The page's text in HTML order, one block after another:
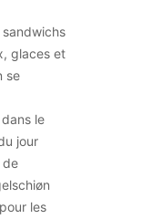
sandwichs
glaces et
se
le
jour
de
les